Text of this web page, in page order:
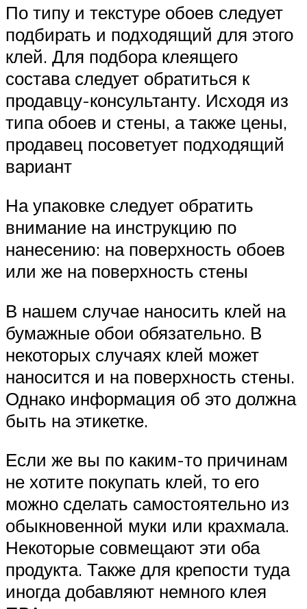
По типу и текстуре обоев следует
подбирать и подходящий для этого
клей. Для подбора клеящего
состава следует обратиться к
продавцу-консультанту. Исходя из
типа обоев и стены, а также цены,
продавец посоветует подходящий
вариант
На упаковке следует обратить
внимание на инструкцию по
нанесению: на поверхность обоев
или же на поверхность стены
В нашем случае наносить клей на
бумажные обои обязательно. В
некоторых случаях клей может
наносится и на поверхность стены.
Однако информация об это должна
быть на этикетке.
Если же вы по каким-то причинам
не хотите покупать клей, то его
можно сделать самостоятельно из
обыкновенной муки или крахмала.
Некоторые совмещают эти оба
продукта. Также для крепости туда
иногда добавляют немного клея